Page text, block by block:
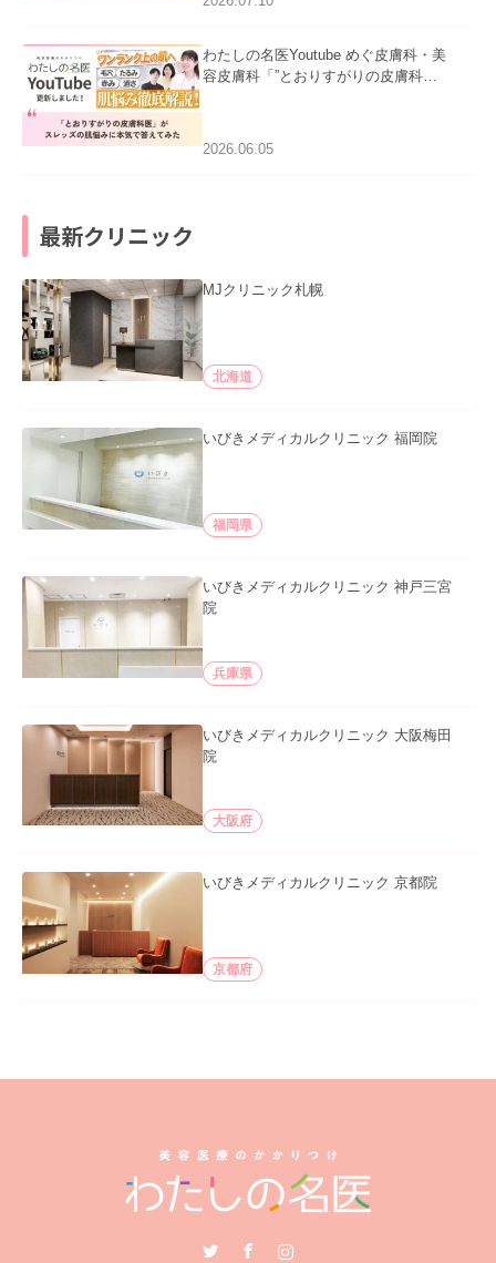
わたしの名医Youtube めぐ皮膚科・美
容皮膚科「”とおりすがりの皮膚科
2026.06.05
最新クリニック
MJクリニック札幌
北海道
いびきメディカルクリニック 福岡院
福岡県
いびきメディカルクリニック 神戸三宮
院
兵庫県
いびきメディカルクリニック 大阪梅田
院
大阪府
いびきメディカルクリニック 京都院
京都府
Instagram